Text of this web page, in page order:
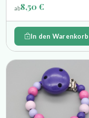
ab8,50 €
In den Warenkorb